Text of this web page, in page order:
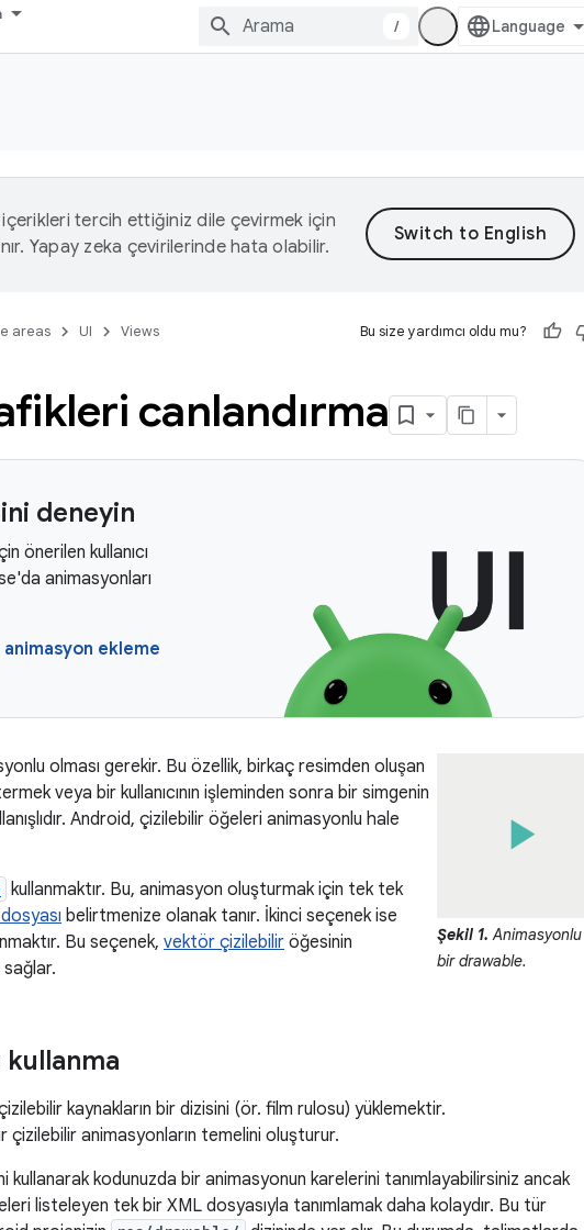
/
tercih ettiğiniz dile çevirmek için
Yapay zeka çevirilerinde hata olabilir.
areas UI Views Bu size yardımcı oldu mu?
canlandırma
deneyin
önerilen kullanıcı
animasyonları
ekleme
Şekil 1. Animasyonlu
bir drawable.
olması gerekir. Bu özellik, birkaç resimden oluşan
veya bir kullanıcının işleminden sonra bir simgenin
Android, çizilebilir öğeleri animasyonlu hale
kullanmaktır. Bu, animasyon oluşturmak için tek tek
belirtmenize olanak tanır. İkinci seçenek ise
Bu seçenek, vektör çizilebilir öğesinin
kullanma
kaynakların bir dizisini (ör. film rulosu) yüklemektir.
çizilebilir animasyonların temelini oluşturur.
kullanarak kodunuzda bir animasyonun karelerini tanımlayabilirsiniz ancak
listeleyen tek bir XML dosyasıyla tanımlamak daha kolaydır. Bu tür